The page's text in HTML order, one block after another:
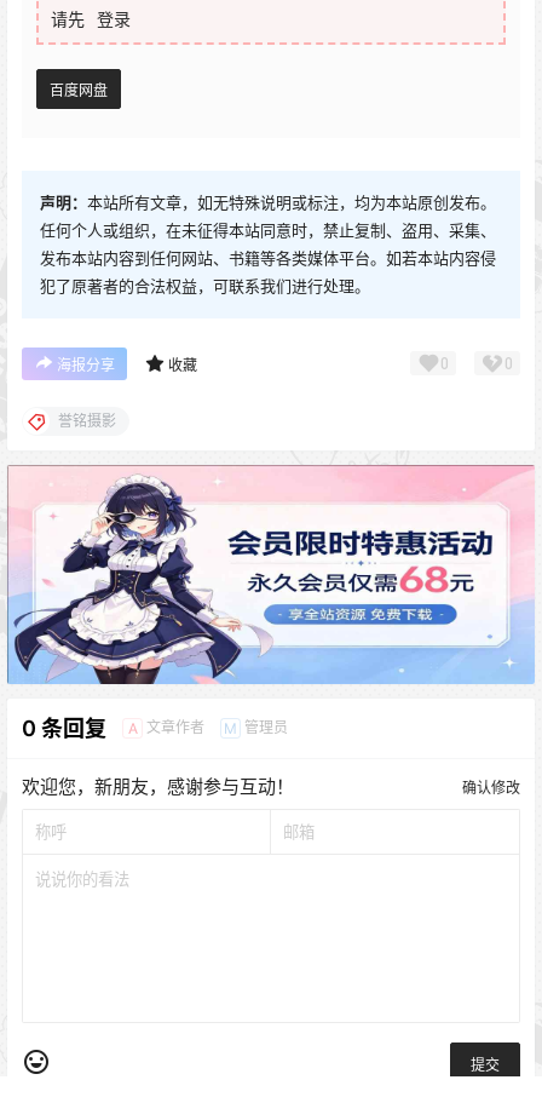
请先 登录
百度网盘
声明： 本站所有文章，如无特殊说明或标注，均为本站原创发布。
任何个人或组织，在未征得本站同意时，禁止复制、盗用、采集、
发布本站内容到任何网站、书籍等各类媒体平台。如若本站内容侵
犯了原著者的合法权益，可联系我们进行处理。
海报分享 收藏 0 0
誉铭摄影
0 条回复 A 文章作者 M 管理员
欢迎您，新朋友，感谢参与互动！ 确认修改
提交